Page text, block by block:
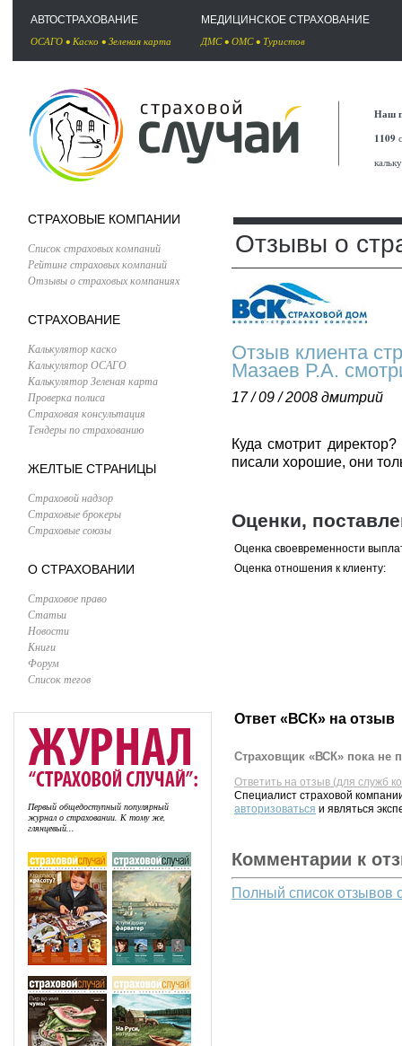
АВТОСТРАХОВАНИЕ
ОСАГО • Каско • Зеленая карта
МЕДИЦИНСКОЕ СТРАХОВАНИЕ
ДМС• ОМС• Туристов
Наш
1109
СТРАХОВЫЕ КОМПАНИИ
Список страховых компаний
Рейтинг страховых компаний
Отзывы о страховых компаниях
СТРАХОВАНИЕ
Калькулятор каско
Калькулятор ОСАГО
Калькулятор Зеленая карта
Проверка полиса
Страховая консультация
Тендеры по страхованию
ЖЕЛТЫЕ СТРАНИЦЫ
Страховой надзор
Страховые брокеры
Страховые союзы
О СТРАХОВАНИИ
Страховое право
Статьи
Новости
Книги
Форум
Список тегов
Первый общедоступный популярный
журнал о страховании. К тому же,
глянцевый...
Отзывы о
Отзыв клиента
Мазаев Р.А.
17 / 09 / 2008 дмитрий
Куда смотрит
писали хорошие, они
Оценки,
Оценка своевременности
Оценка отношения к клиенту:
Ответ «ВСК» на отзыв
Страховщик «ВСК» пока не
Ответить на отзыв (для служб
Специалист страховой
авторизоваться и являться
Комментарии к
Полный список отзывов